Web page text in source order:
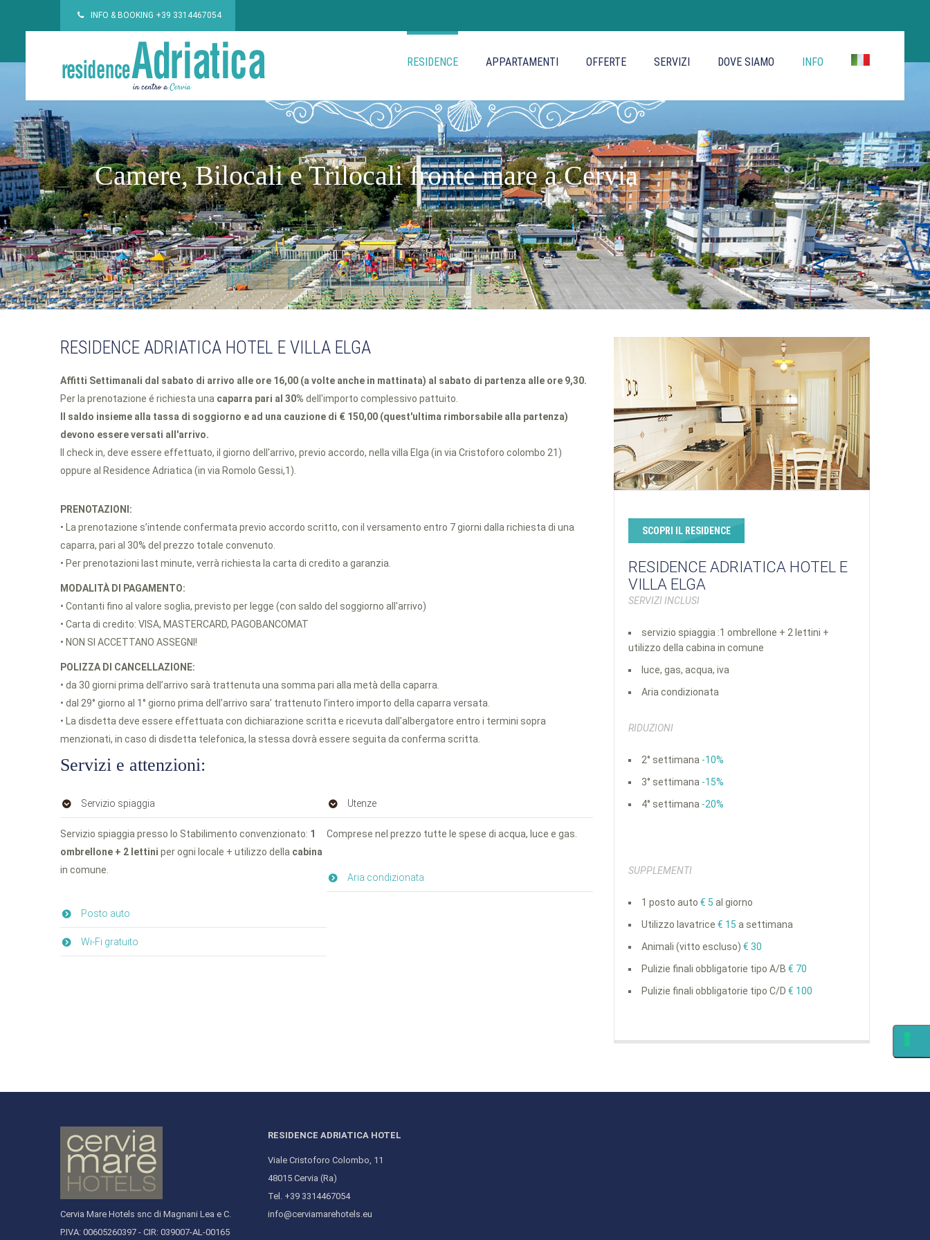
INFO & BOOKING +39 3314467054
RESIDENCE APPARTAMENTI OFFERTE SERVIZI DOVE SIAMO INFO
Camere, Bilocali e Trilocali fronte mare a Cervia
RESIDENCE ADRIATICA HOTEL E VILLA ELGA
Affitti Settimanali dal sabato di arrivo alle ore 16,00 (a volte anche in mattinata) al sabato di partenza alle ore 9,30.
Per la prenotazione é richiesta una caparra pari al 30% dell'importo complessivo pattuito.
Il saldo insieme alla tassa di soggiorno e ad una cauzione di € 150,00 (quest'ultima rimborsabile alla partenza)
devono essere versati all'arrivo.
Il check in, deve essere effettuato, il giorno dell'arrivo, previo accordo, nella villa Elga (in via Cristoforo colombo 21)
oppure al Residence Adriatica (in via Romolo Gessi,1).
PRENOTAZIONI:
• La prenotazione s’intende confermata previo accordo scritto, con il versamento entro 7 giorni dalla richiesta di una
caparra, pari al 30% del prezzo totale convenuto.
• Per prenotazioni last minute, verrà richiesta la carta di credito a garanzia.
MODALITÀ DI PAGAMENTO:
• Contanti fino al valore soglia, previsto per legge (con saldo del soggiorno all'arrivo)
• Carta di credito: VISA, MASTERCARD, PAGOBANCOMAT
• NON SI ACCETTANO ASSEGNI!
POLIZZA DI CANCELLAZIONE:
• da 30 giorni prima dell’arrivo sarà trattenuta una somma pari alla metà della caparra.
• dal 29° giorno al 1° giorno prima dell’arrivo sara’ trattenuto l’intero importo della caparra versata.
• La disdetta deve essere effettuata con dichiarazione scritta e ricevuta dall'albergatore entro i termini sopra
menzionati, in caso di disdetta telefonica, la stessa dovrà essere seguita da conferma scritta.
Servizi e attenzioni:
Servizio spiaggia
Servizio spiaggia presso lo Stabilimento convenzionato: 1
ombrellone + 2 lettini per ogni locale + utilizzo della cabina
in comune.
Posto auto
Wi-Fi gratuito
Utenze
Comprese nel prezzo tutte le spese di acqua, luce e gas.
Aria condizionata
SCOPRI IL RESIDENCE
RESIDENCE ADRIATICA HOTEL E
VILLA ELGA
SERVIZI INCLUSI
servizio spiaggia :1 ombrellone + 2 lettini +
utilizzo della cabina in comune
luce, gas, acqua, iva
Aria condizionata
RIDUZIONI
2° settimana -10%
3° settimana -15%
4° settimana -20%
SUPPLEMENTI
1 posto auto€ 5 al giorno
Utilizzo lavatrice€ 15 a settimana
Animali (vitto escluso)€ 30
Pulizie finali obbligatorie tipo A/B€ 70
Pulizie finali obbligatorie tipo C/D€ 100
Cervia Mare Hotels snc di Magnani Lea e C.
P.IVA: 00605260397 - CIR: 039007-AL-00165
RESIDENCE ADRIATICA HOTEL
Viale Cristoforo Colombo, 11
48015 Cervia (Ra)
Tel. +39 3314467054
info@cerviamarehotels.eu